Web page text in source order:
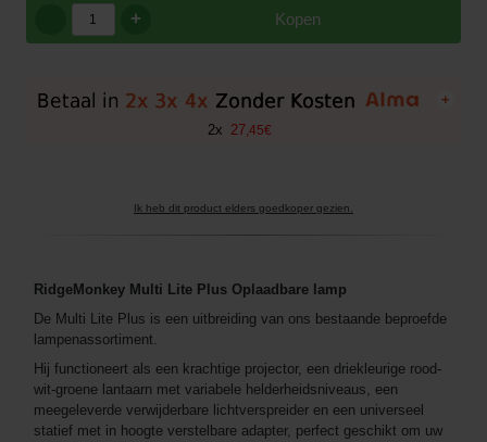
Kopen
+
+
2x 27 45€
Ik heb dit product elders goedkoper gezien.
RidgeMonkey Multi Lite Plus Oplaadbare lamp
De Multi Lite Plus is een uitbreiding van ons bestaande beproefde
lampenassortiment.
Hij functioneert als een krachtige projector, een driekleurige rood-
wit-groene lantaarn met variabele helderheidsniveaus, een
meegeleverde verwijderbare lichtverspreider en een universeel
statief met in hoogte verstelbare adapter, perfect geschikt om uw